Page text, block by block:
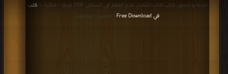
قراءة و تحميل كتاب كتاب التلقيح علاج العقم في البستان PDF مجانا | مكتبة >
كتب
في Free Download
| التحميل : مرة/مرات